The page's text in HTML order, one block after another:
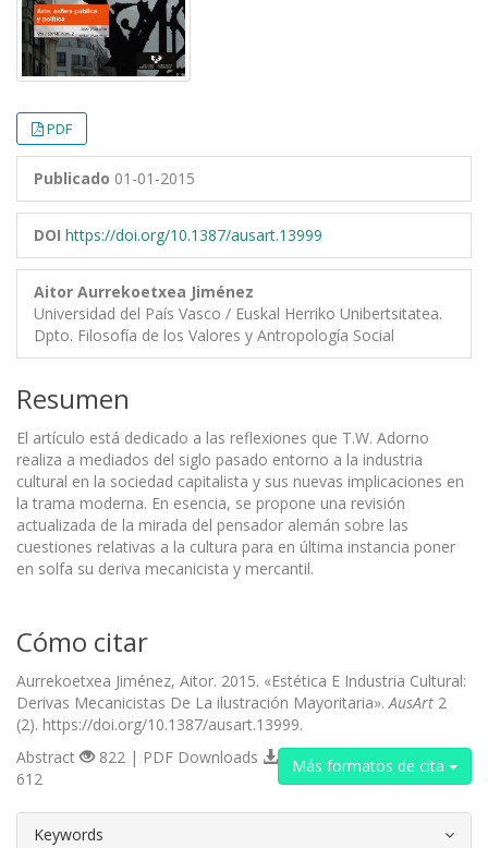
PDF
Publicado 01-01-2015
DOI https://doi.org/10.1387/ausart.13999
Aitor Aurrekoetxea Jiménez
Universidad del País Vasco / Euskal Herriko Unibertsitatea.
Dpto. Filosofía de los Valores y Antropología Social
Resumen
El artículo está dedicado a las reflexiones que T.W. Adorno
realiza a mediados del siglo pasado entorno a la industria
cultural en la sociedad capitalista y sus nuevas implicaciones en
la trama moderna. En esencia, se propone una revisión
actualizada de la mirada del pensa­dor alemán sobre las
cuestiones relativas a la cultura para en última instancia poner
en solfa su deriva mecanicista y mercantil.
Cómo citar
Aurrekoetxea Jiménez, Aitor. 2015. «Estética E Industria Cultural:
Derivas Mecanicistas De La ilustración Mayoritaria». AusArt 2
(2). https://doi.org/10.1387/ausart.13999.
Más formatos de cita
Abstract
822 | PDF Downloads
612
Keywords